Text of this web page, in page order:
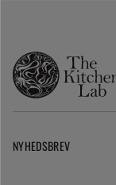
NYHEDSBREV